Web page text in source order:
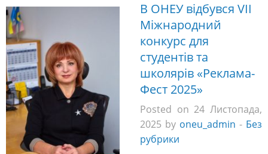
В ОНЕУ відбувся VІІ
Міжнародний
конкурс для
студентів та
школярів «Реклама-
Фест 2025»
Posted on 24 Листопада,
2025 by oneu_admin - Без
рубрики